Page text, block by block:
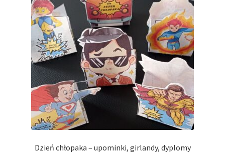
Dzień chłopaka – upominki, girlandy, dyplomy